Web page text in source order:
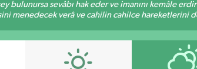
bulunursa sevâbı hak eder ve imanını kemâle
menedecek verâ ve cahilin cahilce